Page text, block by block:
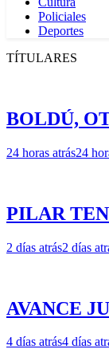
Policiales
Deportes
TÍTULARES
BOLDÚ,
24 horas atrás24
PILAR
2 días atrás2 días
AVANCE
4 días atrás4 días